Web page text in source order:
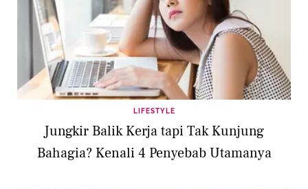
LIFESTYLE
Jungkir Balik Kerja tapi Tak Kunjung
Bahagia? Kenali 4 Penyebab Utamanya